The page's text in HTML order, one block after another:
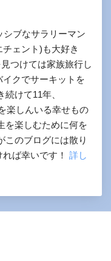
ブなサラリーマン
ェント)も大好き
つけては家族旅行し
クでサーキットを
けて11年、
楽しんいる幸せもの
を楽しむために何を
このブログには散り
ば幸いです！ 詳し